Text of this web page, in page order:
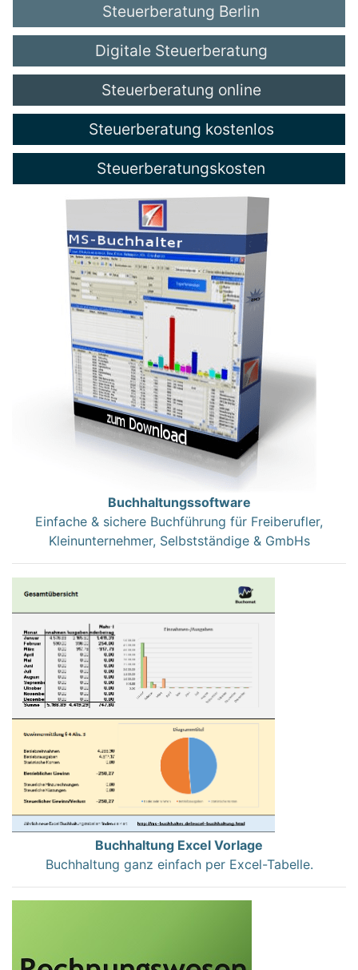
Steuerberatung Berlin
Digitale Steuerberatung
Steuerberatung online
Steuerberatung kostenlos
Steuerberatungskosten
Buchhaltungssoftware
Einfache & sichere Buchführung für Freiberufler,
Kleinunternehmer, Selbstständige & GmbHs
Buchhaltung Excel Vorlage
Buchhaltung ganz einfach per Excel-Tabelle.